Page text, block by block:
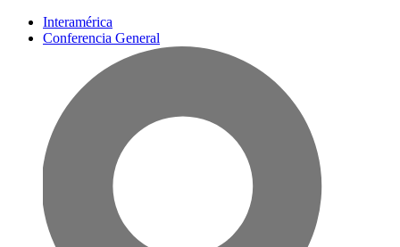
Interamérica
Conferencia General